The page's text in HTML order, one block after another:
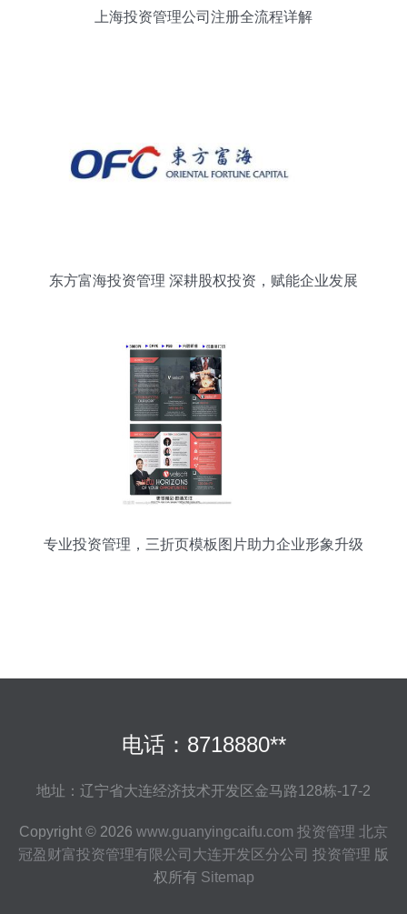
上海投资管理公司注册全流程详解
东方富海投资管理 深耕股权投资，赋能企业发展
专业投资管理，三折页模板图片助力企业形象升级
电话：8718880**
地址：辽宁省大连经济技术开发区金马路128栋-17-2
Copyright © 2026 www.guanyingcaifu.com 投资管理 北京
冠盈财富投资管理有限公司大连开发区分公司 投资管理 版
权所有 Sitemap